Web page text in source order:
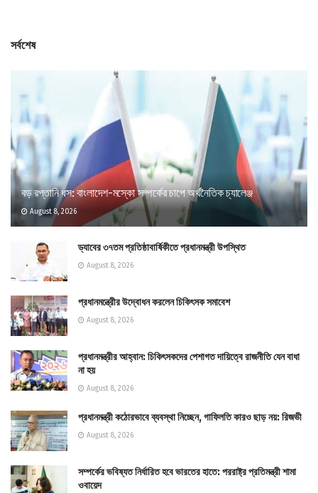
সর্বশেষ
বড় রপ্তানি ধস: বাংলাদেশ-মস্কো সম্পর্কের চাপে অর্থনৈতিক চ্যালেঞ্জ
August 8, 2026
ড্যাবের ৩৭তম প্রতিষ্ঠাবার্ষিকীতে প্রধানমন্ত্রী উপস্থিত
August 8, 2026
প্রধানমন্ত্রীের উদ্বোধন করলেন চিকিৎসক সমাবেশ
August 8, 2026
প্রধানমন্ত্রীর আহ্বান: চিকিৎসকদের পেশাগত দায়িত্বে রাজনীতি যেন বাধা
না হয়
August 8, 2026
প্রধানমন্ত্রী কঠোরভাবে ব্যবস্থা নিচ্ছেন, গাফিলতি কারও ছাড় নয়: রিজভী
August 8, 2026
সম্পর্কের ভবিষ্যত নির্ধারিত হবে ভারতের হাতে: পররাষ্ট্র প্রতিমন্ত্রী শামা
ওবায়েদ